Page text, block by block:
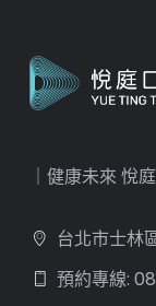
｜健康未來 悅庭
台北市士林
預約專線: